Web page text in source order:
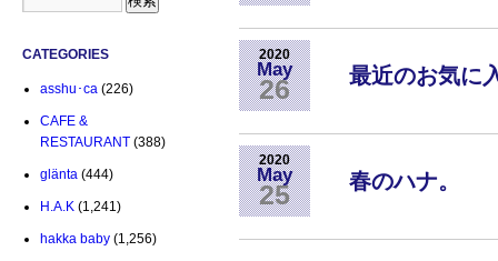
CATEGORIES
asshu･ca (226)
CAFE &
RESTAURANT (388)
glänta (444)
H.A.K (1,241)
hakka baby (1,256)
2020
May
26 最近のお気に
2020
May
25 春のハナ。